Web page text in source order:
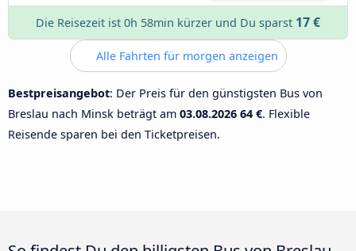
Die Reisezeit ist 0h 58min kürzer und Du sparst 17 €
Alle Fahrten für morgen anzeigen
Bestpreisangebot: Der Preis für den günstigsten Bus von
Breslau nach Minsk beträgt am 03.08.2026 64 €. Flexible
Reisende sparen bei den Ticketpreisen.